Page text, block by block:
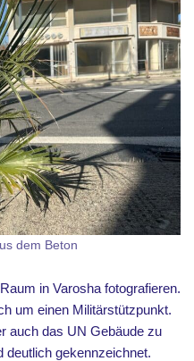
dem Beton
in Varosha fotografieren.
um einen Militärstützpunkt.
auch das UN Gebäude zu
deutlich gekennzeichnet.